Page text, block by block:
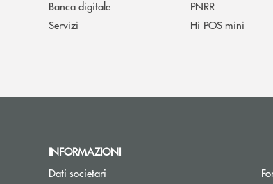
Banca digitale
Servizi
PNRR
Hi-POS mini
INFORMAZIONI
Dati societari